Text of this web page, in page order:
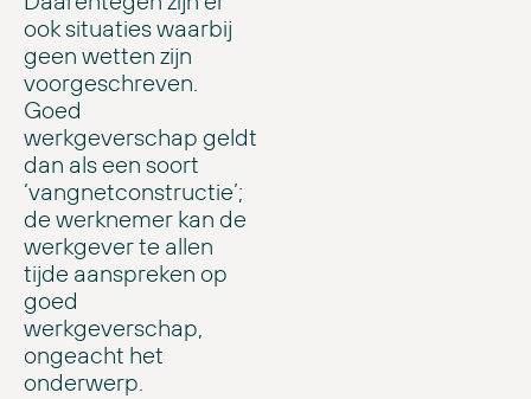
ook situaties waarbij
geen wetten zijn
voorgeschreven.
Goed
werkgeverschap geldt
dan als een soort
‘vangnetconstructie’;
de werknemer kan de
werkgever te allen
tijde aanspreken op
goed
werkgeverschap,
ongeacht het
onderwerp.